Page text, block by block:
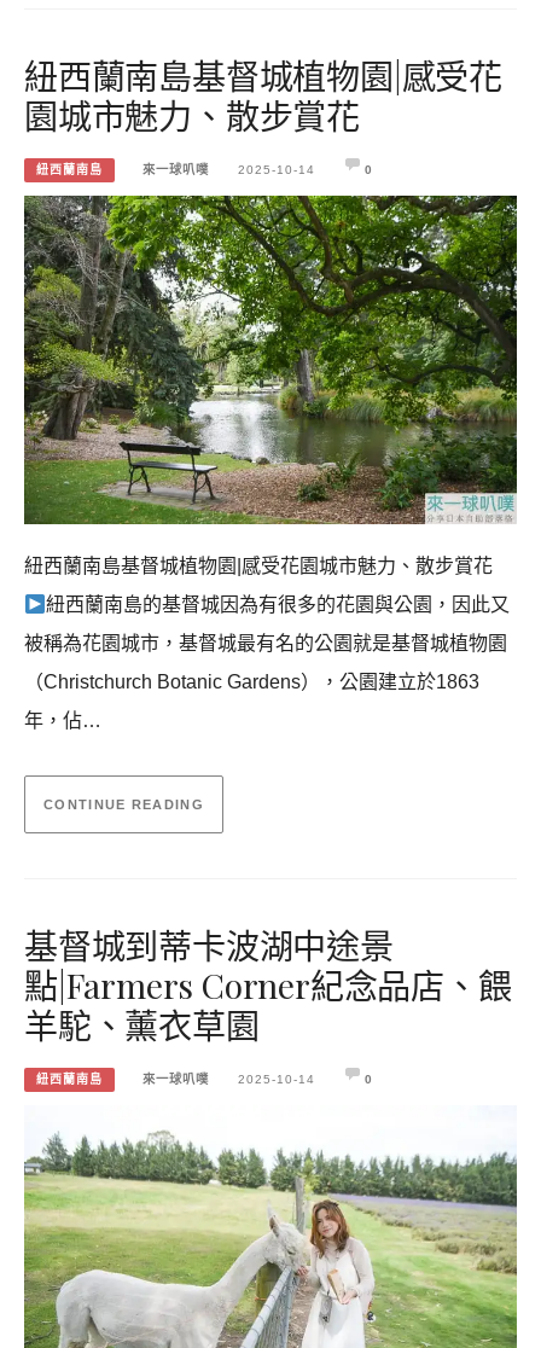
紐西蘭南島基督城植物園|感受花
園城市魅力、散步賞花
紐西蘭南島 來一球叭噗 2025-10-14 0
紐西蘭南島基督城植物園|感受花園城市魅力、散步賞花
紐西蘭南島的基督城因為有很多的花園與公園，因此又
被稱為花園城市，基督城最有名的公園就是基督城植物園
（Christchurch Botanic Gardens），公園建立於1863
年，佔…
CONTINUE READING
基督城到蒂卡波湖中途景
點|Farmers Corner紀念品店、餵
羊駝、薰衣草園
紐西蘭南島 來一球叭噗 2025-10-14 0